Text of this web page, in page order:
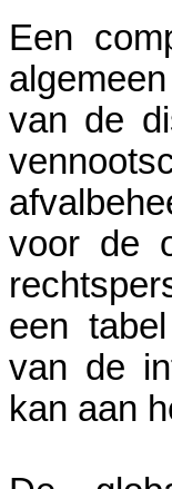
Een
van de
voor de
een
van de
kan aan